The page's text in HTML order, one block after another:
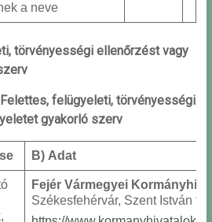
a neve
törvényességi ellenőrzést vagy
felügyeleti, törvényességi
gyakorló szerv
B) Adat
Fejér Vármegyei
Székesfehérvár, Szent István